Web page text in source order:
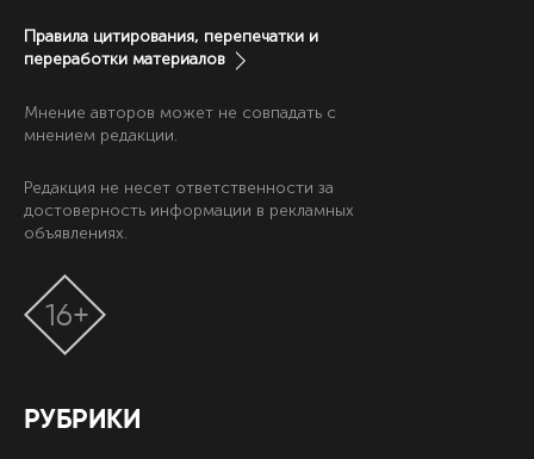
Правила цитирования, перепечатки и
переработки материалов
Мнение авторов может не совпадать с
мнением редакции.
Редакция не несет ответственности за
достоверность информации в рекламных
объявлениях.
РУБРИКИ
16+